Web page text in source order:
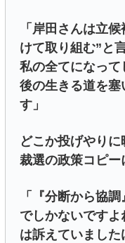
「岸田さんは立
けて取り組む”と
私の全てになっ
後の生きる道を塞
す」
どこか投げやり
裁選の政策コピー
「『分断から協
でしかないです
は訴えていまし